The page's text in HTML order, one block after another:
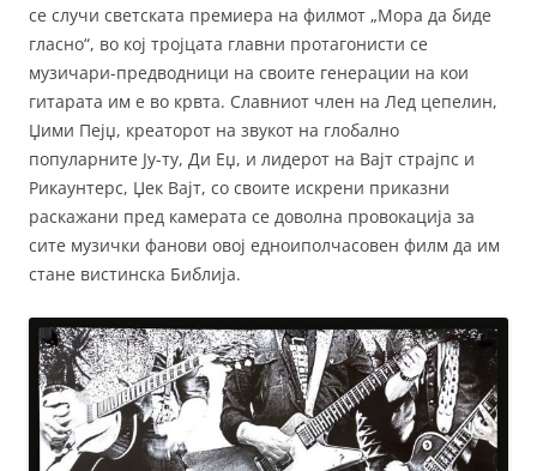
се случи светската премиера на филмот „Мора да биде
гласно“, во кој тројцата главни протагонисти се
музичари-предводници на своите генерации на кои
гитарата им е во крвта. Славниот член на Лед цепелин,
Џими Пејџ, креаторот на звукот на глобално
популарните Ју-ту, Ди Еџ, и лидерот на Вајт страјпс и
Рикаунтерс, Џек Вајт, со своите искрени приказни
раскажани пред камерата се доволна провокација за
сите музички фанови овој едноиполчасовен филм да им
стане вистинска Библија.